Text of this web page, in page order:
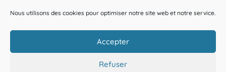
Nous utilisons des cookies pour optimiser notre site web et notre service.
Accepter
Refuser
Spring, Hibernate, …).
La loupiote du WEB ®